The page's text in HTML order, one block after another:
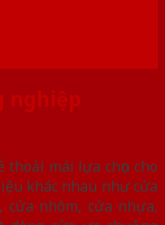
nghiệp
mái lựa chọn cho
khác nhau như cửa
nhôm, cửa nhựa,